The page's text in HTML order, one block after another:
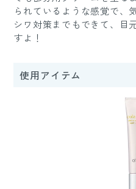
られているような感覚で、
シワ対策までもできて、目
すよ！
使用アイテム